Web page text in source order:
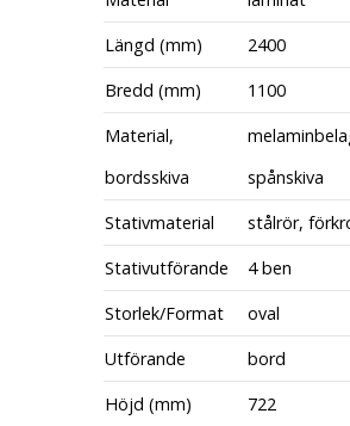
Längd (mm)
2400
Bredd (mm)
1100
Material,
bordsskiva
spånskiva
Stativmaterial
stålrör,
Stativutförande
4 ben
Storlek/Format
oval
Utförande
bord
Höjd (mm)
722